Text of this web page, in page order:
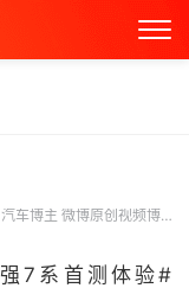
微博原创视频博主 头条文章作者
7系首测体验#